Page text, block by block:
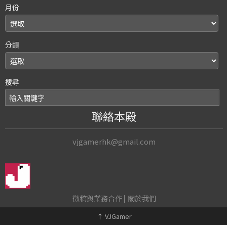
月份
分類
搜尋
聯絡本殿
vjgamerhk@gmail.com
徵稿與業務合作| 關於我們
↑ VJGamer